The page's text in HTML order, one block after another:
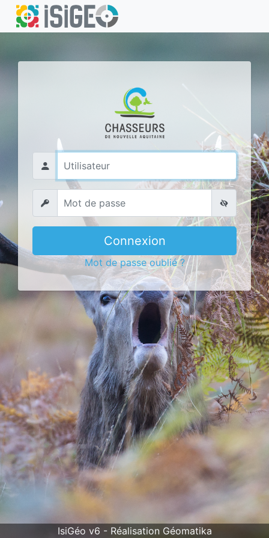
Connexion
Mot de passe oublié ?
IsiGéo v6 - Réalisation Géomatika